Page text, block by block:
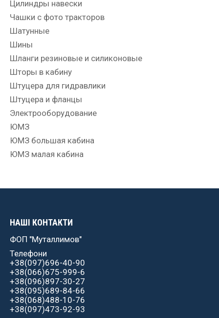
Цилиндры навески
Чашки с фото тракторов
Шатунные
Шины
Шланги резиновые и силиконовые
Шторы в кабину
Штуцера для гидравлики
Штуцера и фланцы
Электрооборудование
ЮМЗ
ЮМЗ большая кабина
ЮМЗ малая кабина
НАШІ КОНТАКТИ
ФОП "Муталлимов"
Телефони
+38(097)696-40-90
+38(066)675-999-6
+38(096)897-30-27
+38(095)689-84-66
+38(068)488-10-76
+38(097)473-92-93